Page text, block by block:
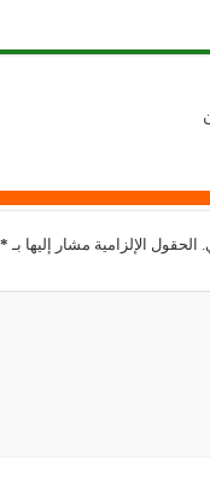
الحقول الإلزامية مشار إليها بـ *